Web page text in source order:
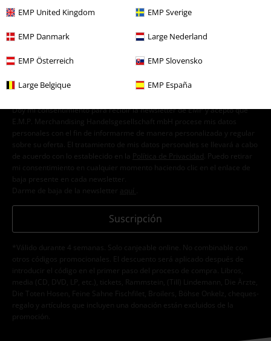
EMP United Kingdom EMP Sverige
EMP Danmark Large Nederland
EMP Österreich EMP Slovensko
Large Belgique EMP España
E-mail Newsletter
¡Cheque regalo del 15% de descuento,
suscríbete ahora!
Doy mi consentimiento para recibir la newsletter de EMP y acepto que
E.M.P. Merchandising Handelsgesellschaft mbH procese mis datos
personales con el fin de informarme de manera personalizada y regular
sobre su oferta. El tratamiento de mis datos personales se llevará a cabo
de acuerdo con lo establecido en la
Política de Privacidad . Puedo retirar
mi consentimiento en cualquier momento haciendo clic en el enlace de
baja presente en cada newsletter.
Darme de baja de la newsletter
aquí
Suscripción
*Válido durante 4 semanas. Solo canjeable online. No combinable con
otros códigos promocionales. El descuento será aplicado después de
introducir el código en el primer paso del proceso de compra. Libros,
media (CD, DVD, LP, etc.), tickets, Rammstein, (Till) Lindemann, Die Ärzte,
Die Toten Hosen, Feine Sahne Fischfilet, Broilers, Böhse Onkelz, cheques-
regalo y artículos que incluyen una donación están excluidos de la
promoción.